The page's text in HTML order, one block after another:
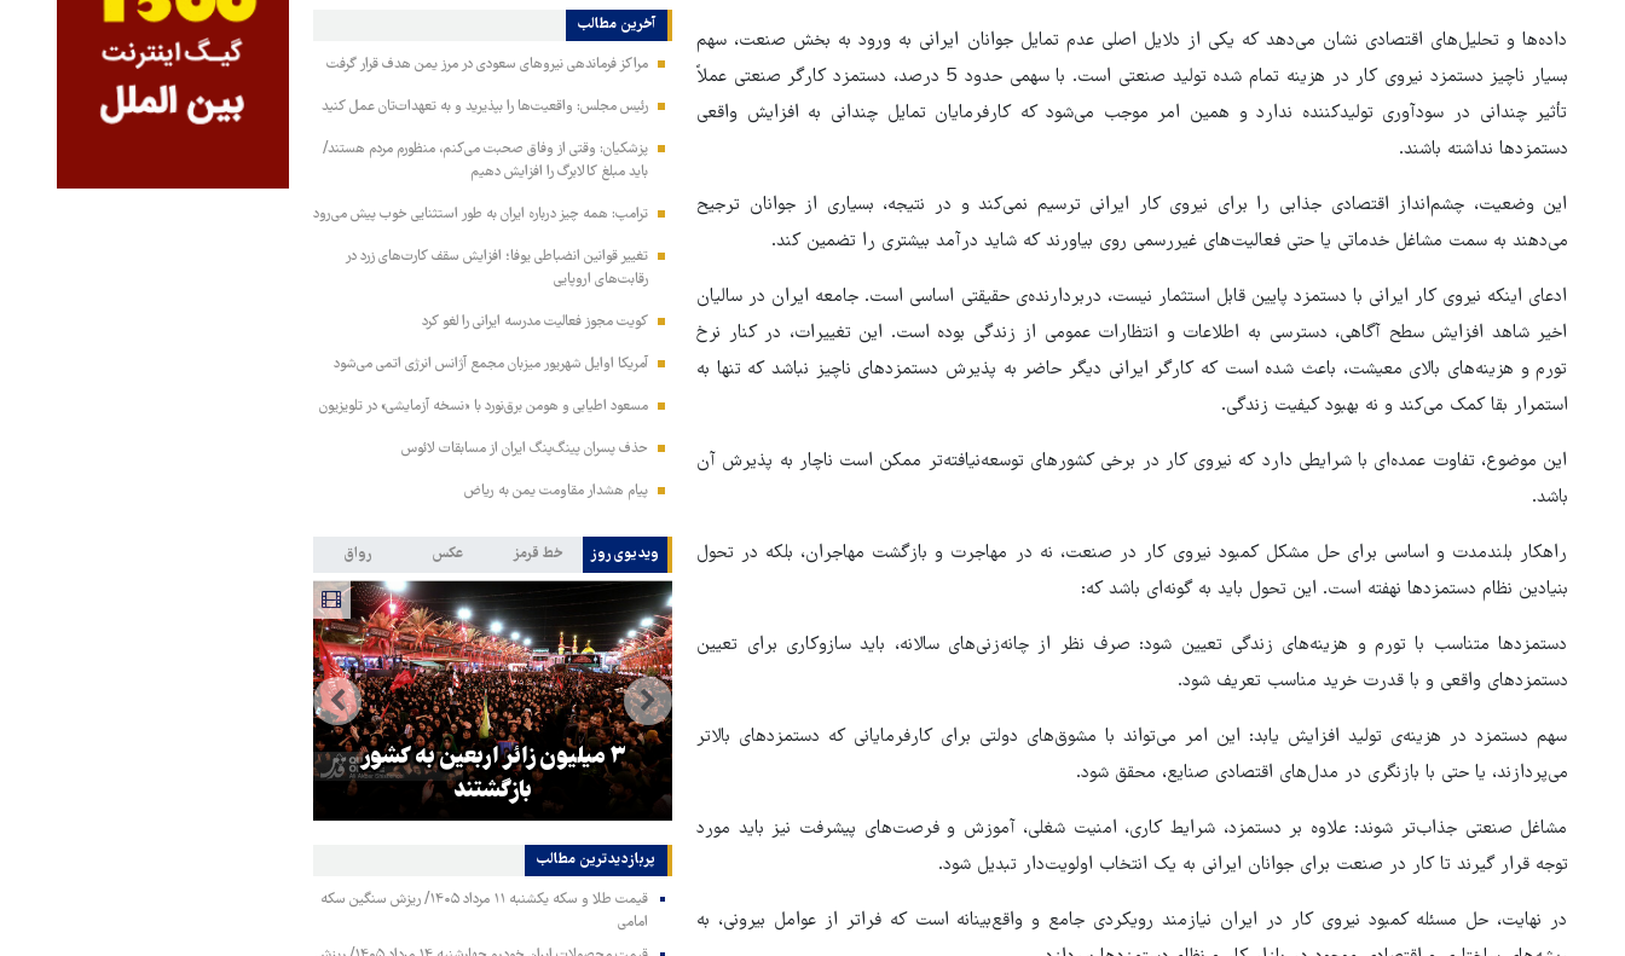
داده‌ها و تحلیل‌های اقتصادی نشان می‌دهد که یکی از دلایل اصلی عدم تمایل جوانان ایرانی به ورود به بخش صنعت، سهم
بسیار ناچیز دستمزد نیروی کار در هزینه تمام شده تولید صنعتی است. با سهمی حدود 5 درصد، دستمزد کارگر صنعتی عملاً
تأثیر چندانی در سودآوری تولیدکننده ندارد و همین امر موجب می‌شود که کارفرمایان تمایل چندانی به افزایش واقعی
دستمزدها نداشته باشند.
این وضعیت، چشم‌انداز اقتصادی جذابی را برای نیروی کار ایرانی ترسیم نمی‌کند و در نتیجه، بسیاری از جوانان ترجیح
می‌دهند به سمت مشاغل خدماتی یا حتی فعالیت‌های غیررسمی روی بیاورند که شاید درآمد بیشتری را تضمین کند.
ادعای اینکه نیروی کار ایرانی با دستمزد پایین قابل استثمار نیست، دربردارنده‌ی حقیقتی اساسی است. جامعه ایران در سالیان
اخیر شاهد افزایش سطح آگاهی، دسترسی به اطلاعات و انتظارات عمومی از زندگی بوده است. این تغییرات، در کنار نرخ
تورم و هزینه‌های بالای معیشت، باعث شده است که کارگر ایرانی دیگر حاضر به پذیرش دستمزدهای ناچیز نباشد که تنها به
استمرار بقا کمک می‌کند و نه بهبود کیفیت زندگی.
این موضوع، تفاوت عمده‌ای با شرایطی دارد که نیروی کار در برخی کشورهای توسعه‌نیافته‌تر ممکن است ناچار به پذیرش آن
باشد.
راهکار بلندمدت و اساسی برای حل مشکل کمبود نیروی کار در صنعت، نه در مهاجرت و بازگشت مهاجران، بلکه در تحول
بنیادین نظام دستمزدها نهفته است. این تحول باید به گونه‌ای باشد که:
دستمزدها متناسب با تورم و هزینه‌های زندگی تعیین شود: صرف نظر از چانه‌زنی‌های سالانه، باید سازوکاری برای تعیین
دستمزدهای واقعی و با قدرت خرید مناسب تعریف شود.
سهم دستمزد در هزینه‌ی تولید افزایش یابد: این امر می‌تواند با مشوق‌های دولتی برای کارفرمایانی که دستمزدهای بالاتر
می‌پردازند، یا حتی با بازنگری در مدل‌های اقتصادی صنایع، محقق شود.
مشاغل صنعتی جذاب‌تر شوند: علاوه بر دستمزد، شرایط کاری، امنیت شغلی، آموزش و فرصت‌های پیشرفت نیز باید مورد
توجه قرار گیرند تا کار در صنعت برای جوانان ایرانی به یک انتخاب اولویت‌دار تبدیل شود.
در نهایت، حل مسئله کمبود نیروی کار در ایران نیازمند رویکردی جامع و واقع‌بینانه است که فراتر از عوامل بیرونی، به
آخرین مطالب
مراکز فرماندهی نیروهای سعودی در مرز یمن هدف قرار گرفت
رئیس مجلس: واقعیت‌ها را بپذیرید و به تعهدات‌تان عمل کنید
پزشکیان: وقتی از وفاق صحبت می‌کنم، منظورم مردم هستند/
باید مبلغ کالابرگ را افزایش دهیم
ترامپ: همه چیز درباره ایران به طور استثنایی خوب پیش می‌رود
تغییر قوانین انضباطی یوفا؛ افزایش سقف کارت‌های زرد در
رقابت‌های اروپایی
کویت مجوز فعالیت مدرسه ایرانی را لغو کرد
آمریکا اوایل شهریور میزبان مجمع آژانس انرژی اتمی می‌شود
مسعود اطیابی و هومن برق‌نورد با «نسخه آزمایشی» در تلویزیون
حذف پسران پینگ‌پنگ ایران از مسابقات لائوس
پیام هشدار مقاومت یمن به ریاض
ویدیوی روز خط قرمز عکس رواق
هماهنگی محور مقاومت، آمریکا را
در منطقه درمانده کرد
ترامپ نماد فساد، اقتدارگرایی و
۳ میلیون زائر اربعین به کشور
بازگشتند
پربازدیدترین‌ مطالب
قیمت طلا و سکه یکشنبه ۱۱ مرداد ۱۴۰۵/ ریزش سنگین سکه
امامی